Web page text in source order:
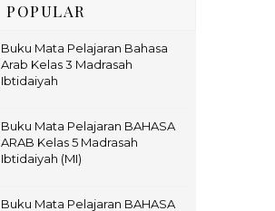
POPULAR
Buku Mata Pelajaran Bahasa
Arab Kelas 3 Madrasah
Ibtidaiyah
Buku Mata Pelajaran BAHASA
ARAB Kelas 5 Madrasah
Ibtidaiyah (MI)
Buku Mata Pelajaran BAHASA